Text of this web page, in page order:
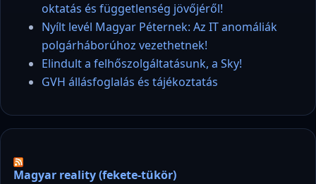
oktatás és függetlenség jövőjéről!
Nyílt levél Magyar Péternek: Az IT anomáliák
polgárháborúhoz vezethetnek!
Elindult a felhőszolgáltatásunk, a Sky!
GVH állásfoglalás és tájékoztatás
Magyar reality (fekete-tükör)